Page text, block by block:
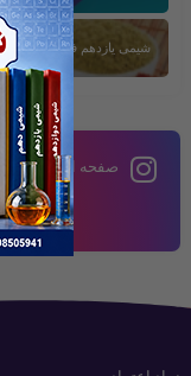
شیمی یازدهم فصل دوم
صفحه اینستاگرام